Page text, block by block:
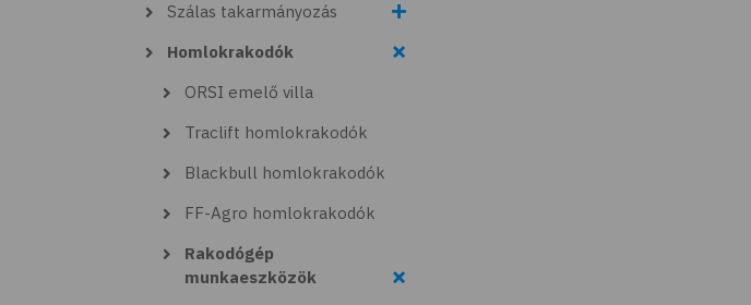
Szálas takarmányozás
Homlokrakodók
ORSI emelő villa
Traclift homlokrakodók
Blackbull homlokrakodók
FF-Agro homlokrakodók
Rakodógép
munkaeszközök